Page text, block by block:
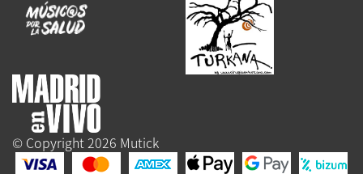
© Copyright 2026 Mutick